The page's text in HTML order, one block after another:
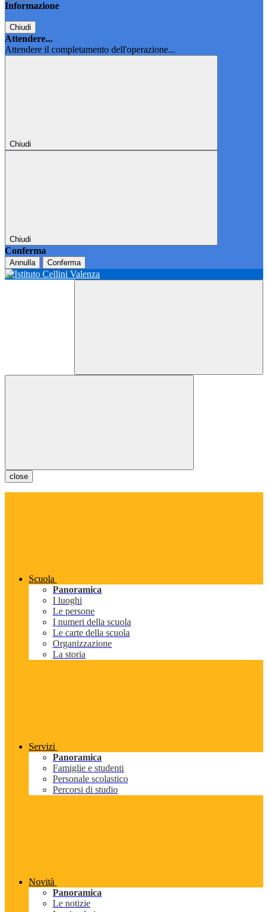
Informazione
Chiudi
Attendere...
Attendere il completamento dell'operazione...
Chiudi
Chiudi
Conferma
Annulla Conferma
close
Scuola
Panoramica
I luoghi
Le persone
I numeri della scuola
Le carte della scuola
Organizzazione
La storia
Servizi
Panoramica
Famiglie e studenti
Personale scolastico
Percorsi di studio
Novità
Panoramica
Le notizie